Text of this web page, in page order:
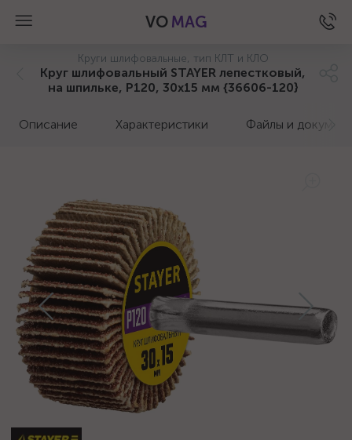
VO MAG
Круги шлифовальные, тип КЛТ и КЛО
Круг шлифовальный STAYER лепестковый,
на шпильке, P120, 30х15 мм {36606-120}
Описание Характеристики Файлы и